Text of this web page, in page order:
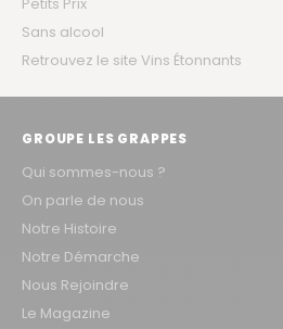
Sans alcool
Retrouvez le site Vins Étonnants
GROUPE LES GRAPPES
Qui sommes-nous ?
On parle de nous
Notre Histoire
Notre Démarche
Nous Rejoindre
Le Magazine